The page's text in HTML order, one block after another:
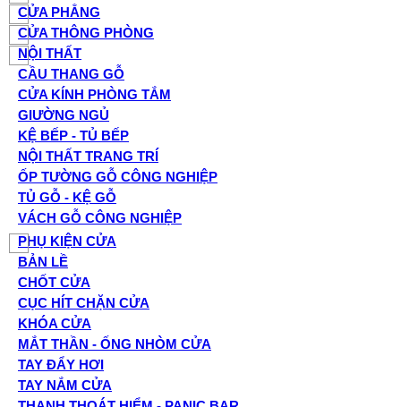
CỬA PHẲNG
CỬA THÔNG PHÒNG
NỘI THẤT
CẦU THANG GỖ
CỬA KÍNH PHÒNG TẮM
GIƯỜNG NGỦ
KỆ BẾP - TỦ BẾP
NỘI THẤT TRANG TRÍ
ỐP TƯỜNG GỖ CÔNG NGHIỆP
TỦ GỖ - KỆ GỖ
VÁCH GỖ CÔNG NGHIỆP
PHỤ KIỆN CỬA
BẢN LỀ
CHỐT CỬA
CỤC HÍT CHẶN CỬA
KHÓA CỬA
MẮT THẦN - ỐNG NHÒM CỬA
TAY ĐẨY HƠI
TAY NẮM CỬA